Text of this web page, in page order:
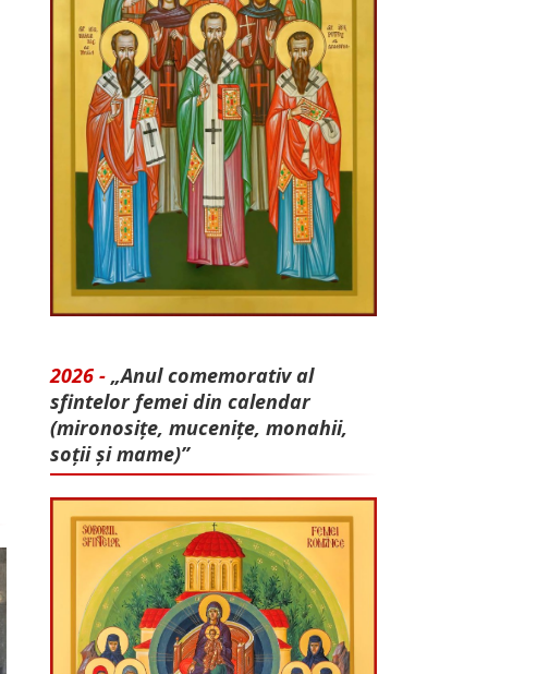
2026 - „Anul comemorativ al
sfintelor femei din calendar
(mironosițe, mu­cenițe, monahii,
soții și mame)”